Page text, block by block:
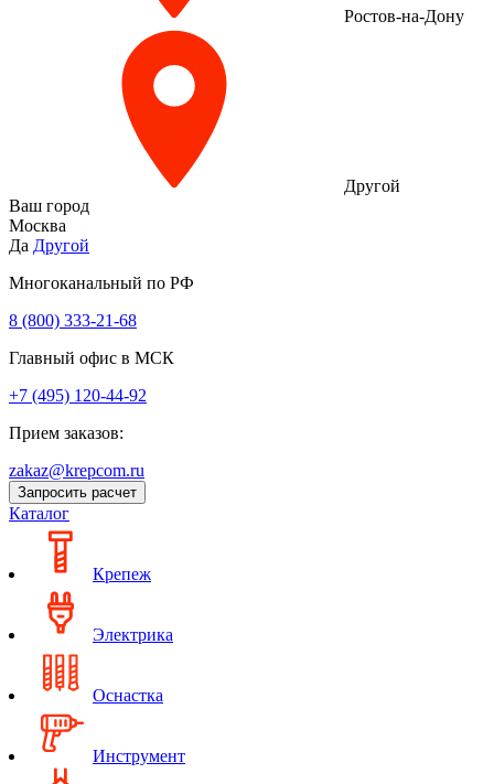
Ростов-на-Дону
Другой
Ваш город
Москва
Да Другой
Многоканальный по РФ
8 (800) 333‑21-68
Главный офис в МСК
+7 (495) 120-44-92
Прием заказов:
zakaz@krepcom.ru
Запросить расчет
Каталог
Крепеж
Электрика
Оснастка
Инструмент